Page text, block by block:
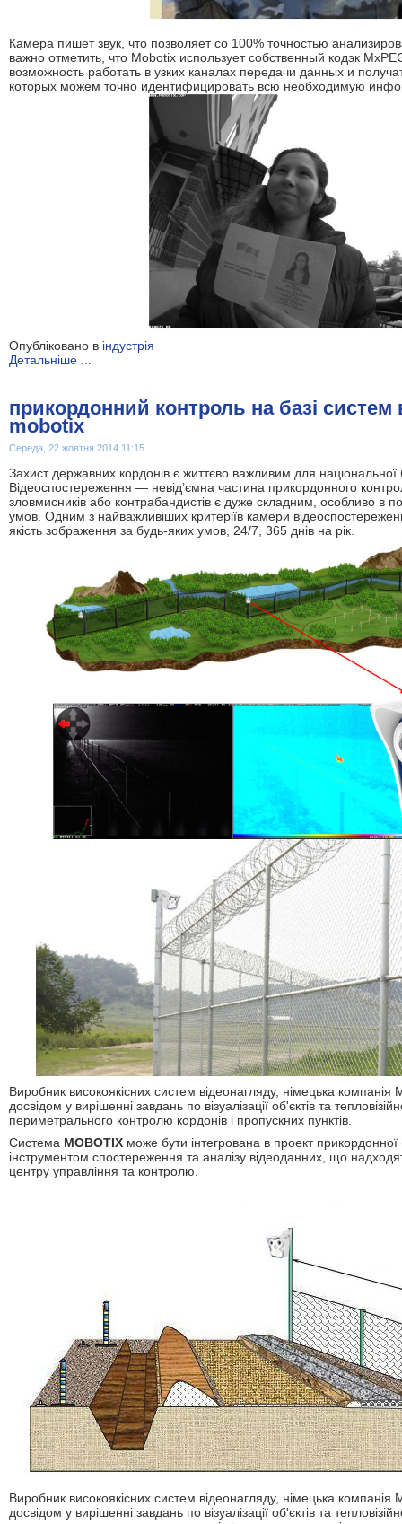
Камера пишет звук, что позволяет со 100% точностью
важно отметить, что Mobotix использует собственный кодэк
возможность работать в узких каналах передачи данных и
которых можем точно идентифицировать всю необходимую
Опубліковано в індустрія
Детальніше ...
прикордонний контроль на базі систем
mobotix
Середа, 22 жовтня 2014 11:15
Захист державних кордонів є життєво важливим для національної
Відеоспостереження — невід’ємна частина прикордонного
зловмисників або контрабандистів є дуже складним, особливо в
умов. Одним з найважливіших критеріїв камери
якість зображення за будь-яких умов, 24/7, 365 днів на рік.
Виробник високоякісних систем відеонагляду, німецька компанія
досвідом у вирішенні завдань по візуалізації об'єктів та
периметрального контролю кордонів і пропускних пунктів.
Система MOBOTIX може бути інтегрована в проект
інструментом спостереження та аналізу відеоданних, що
центру управління та контролю.
Виробник високоякісних систем відеонагляду, німецька компанія
досвідом у вирішенні завдань по візуалізації об'єктів та